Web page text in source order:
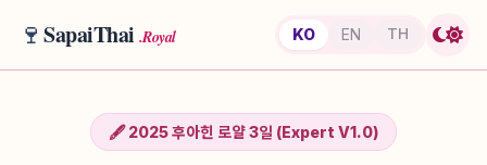
🍷 SapaiThai .Royal KO EN TH
🖋️ 2025 후아힌 로얄 3일 (Expert V1.0)